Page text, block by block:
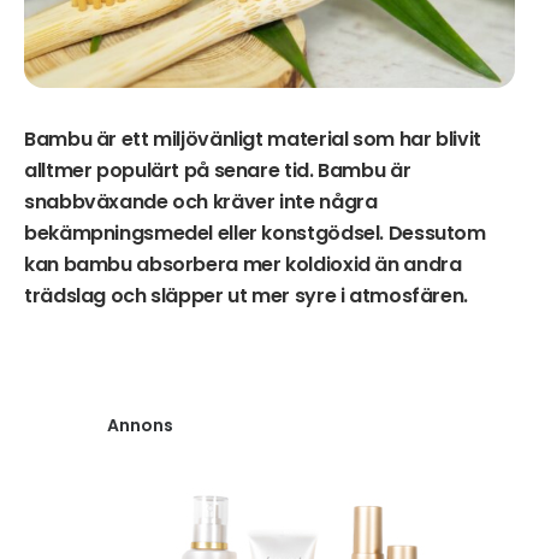
Bambu är ett miljövänligt material som har blivit
alltmer populärt på senare tid. Bambu är
snabbväxande och kräver inte några
bekämpningsmedel eller konstgödsel. Dessutom
kan bambu absorbera mer koldioxid än andra
trädslag och släpper ut mer syre i atmosfären.
Annons